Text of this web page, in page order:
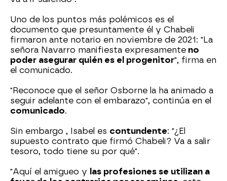
Uno de los puntos más polémicos es el
documento que presuntamente él y Chabeli
firmaron ante notario en noviembre de 2021: "La
señora Navarro manifiesta expresamente no
poder asegurar quién es el progenitor", firma en
el comunicado.
"Reconoce que el señor Osborne la ha animado a
seguir adelante con el embarazo", continúa en el
comunicado.
Sin embargo , Isabel es contundente: "¿El
supuesto contrato que firmó Chabeli? Va a salir
tesoro, todo tiene su por qué".
"Aquí el amigueo y las profesiones se utilizan a